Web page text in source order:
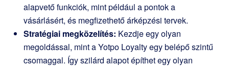
alapvető funkciók, mint például a pontok a
vásárlásért, és megfizethető árképzési tervek.
Stratégiai megközelítés: Kezdje egy olyan
megoldással, mint a Yotpo Loyalty egy belépő szintű
csomaggal. Így szilárd alapot építhet egy olyan